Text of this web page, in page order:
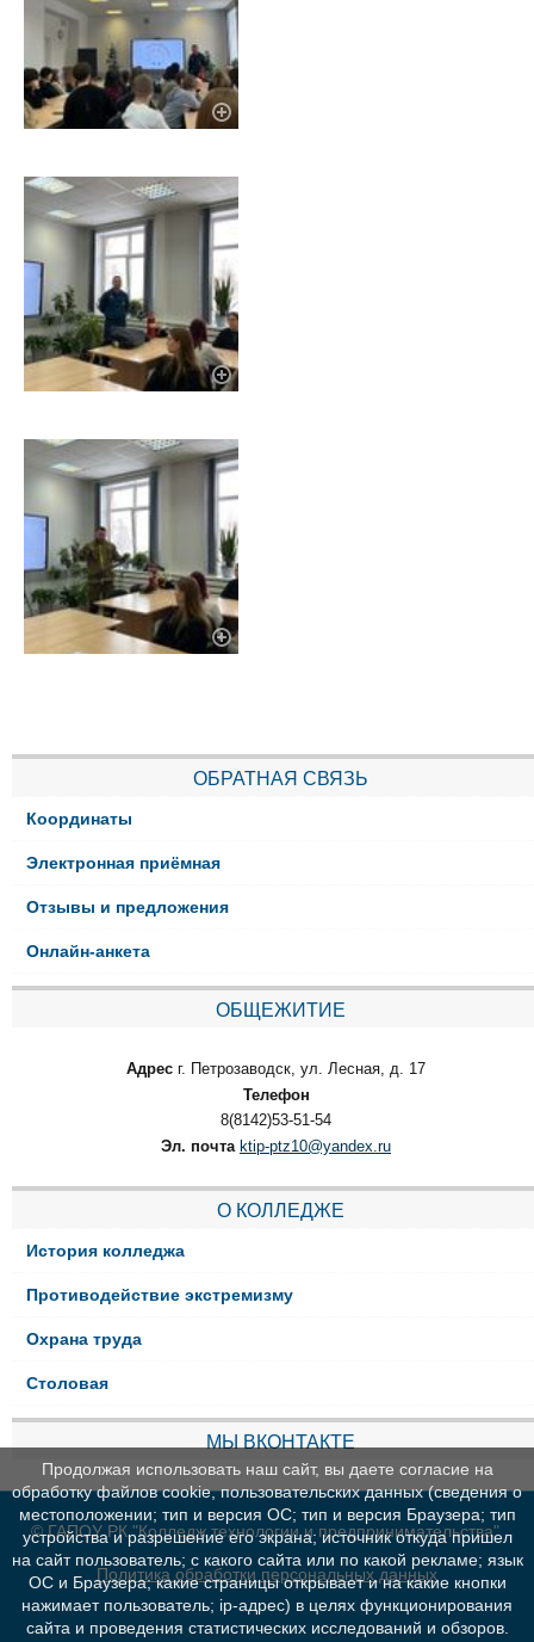
ОБРАТНАЯ СВЯЗЬ
Координаты
Электронная приёмная
Отзывы и предложения
Онлайн-анкета
ОБЩЕЖИТИЕ
Адрес г. Петрозаводск, ул. Лесная, д. 17
Телефон
8(8142)53-51-54
Эл. почта ktip-ptz10@yandex.ru
О КОЛЛЕДЖЕ
История колледжа
Противодействие экстремизму
Охрана труда
Столовая
МЫ ВКОНТАКТЕ
© ГАПОУ РК "Колледж технологии и предпринимательства"
Политика обработки персональных данных
Продолжая использовать наш сайт, вы даете согласие на
обработку файлов cookie, пользовательских данных (сведения о
местоположении; тип и версия ОС; тип и версия Браузера; тип
устройства и разрешение его экрана; источник откуда пришел
на сайт пользователь; с какого сайта или по какой рекламе; язык
ОС и Браузера; какие страницы открывает и на какие кнопки
нажимает пользователь; ip-адрес) в целях функционирования
сайта и проведения статистических исследований и обзоров.